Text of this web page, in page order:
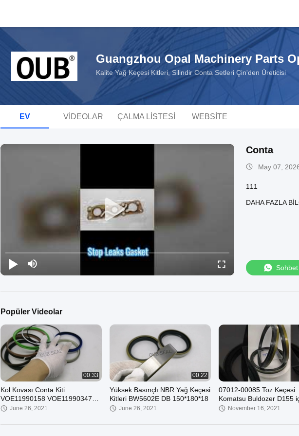
Guangzhou Opal Machinery Parts
Kalite Yağ Keçesi Kitleri, Silindir Conta Setleri Çin'den Üreticisi
EV VIDEOLAR ÇALMA LISTESI WEBSITE
Conta
May 07,
111
DAHA FAZLA
Sohbet
Popüler Videolar
00:33
Kol Kovası Conta Kiti
VOE11990158 VOE11990347
Silindir Conta Setleri
June 26, 2021
00:22
Yüksek Basınçlı NBR Yağ Keçesi
Kitleri BW5602E DB 150*180*18
June 26, 2021
07012-00085 Toz Keçesi
Komatsu Buldozer D155
KeçesiNovember 16, 2021